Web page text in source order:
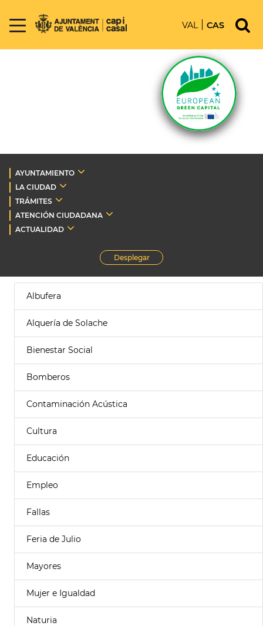
VAL CAS
AYUNTAMIENTO
LA CIUDAD
TRÁMITES
ATENCIÓN CIUDADANA
ACTUALIDAD
Desplegar
Albufera
Alquería de Solache
Bienestar Social
Bomberos
Contaminación Acústica
Cultura
Educación
Empleo
Fallas
Feria de Julio
Mayores
Mujer e Igualdad
Naturia